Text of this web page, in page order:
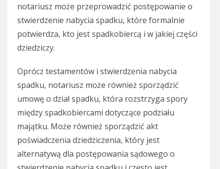
notariusz może przeprowadzić postępowanie o
stwierdzenie nabycia spadku, które formalnie
potwierdza, kto jest spadkobiercą i w jakiej części
dziedziczy.
Oprócz testamentów i stwierdzenia nabycia
spadku, notariusz może również sporządzić
umowę o dział spadku, która rozstrzyga spory
między spadkobiercami dotyczące podziału
majątku. Może również sporządzić akt
poświadczenia dziedziczenia, który jest
alternatywą dla postępowania sądowego o